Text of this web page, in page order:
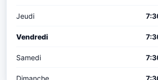
Jeudi
Vendredi
Samedi
Dimanche